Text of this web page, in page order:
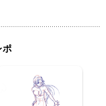
ポ